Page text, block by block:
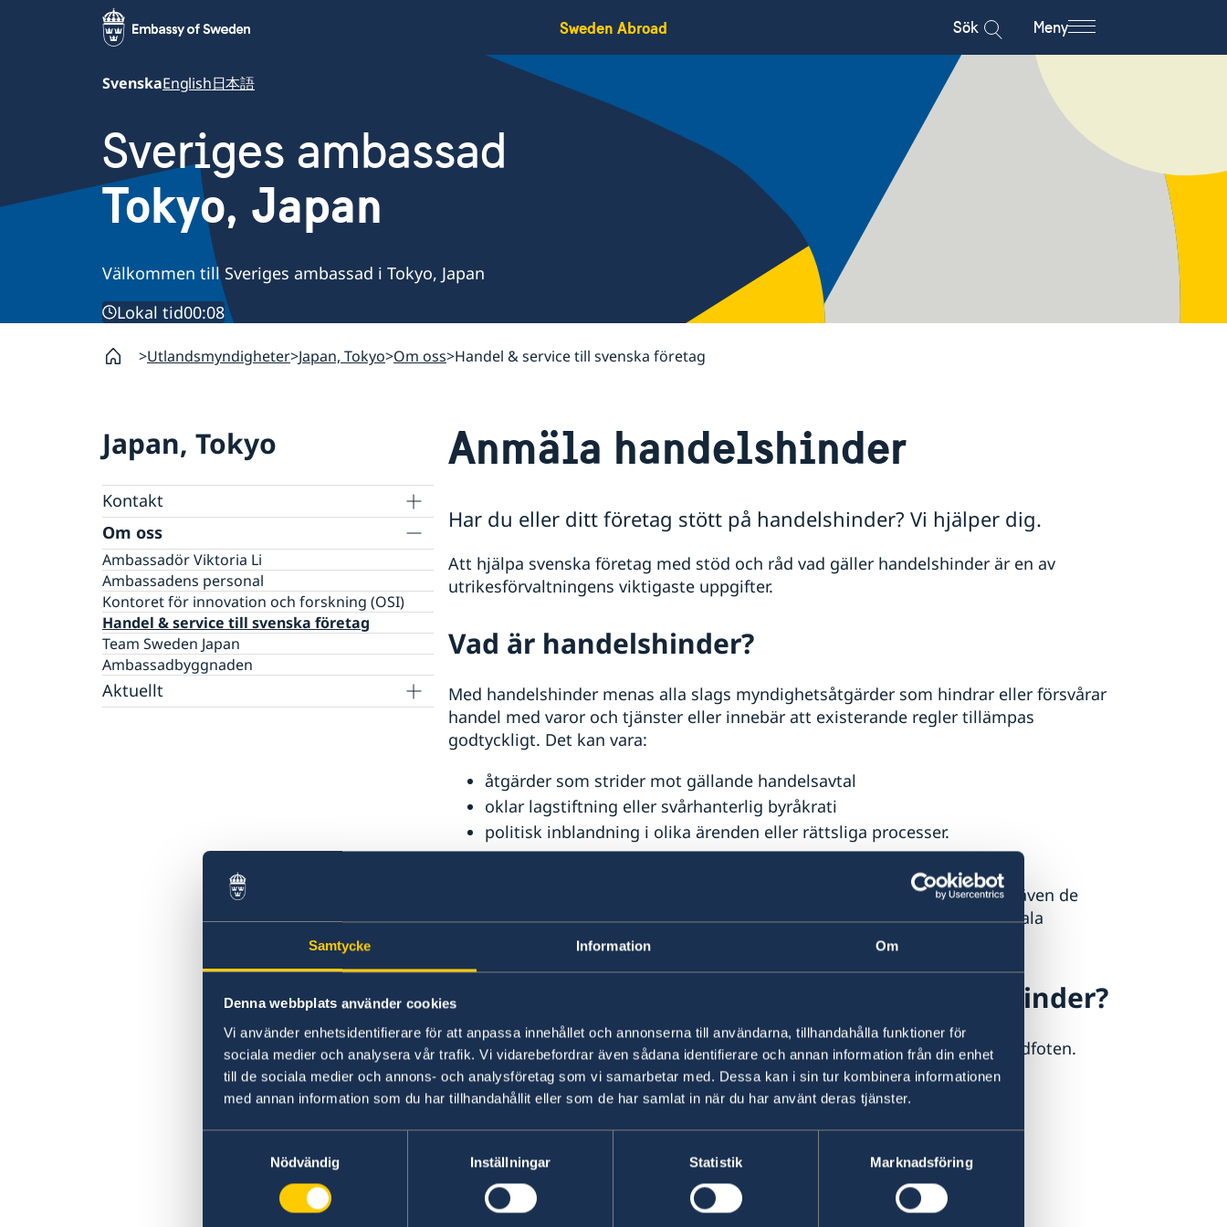
Samtycke Information Om
Denna webbplats använder cookies
Vi använder enhetsidentifierare för att anpassa innehållet och annonserna till användarna, tillhandahålla funktioner för
sociala medier och analysera vår trafik. Vi vidarebefordrar även sådana identifierare och annan information från din enhet
till de sociala medier och annons- och analysföretag som vi samarbetar med. Dessa kan i sin tur kombinera informationen
med annan information som du har tillhandahållit eller som de har samlat in när du har använt deras tjänster.
Nödvändig
Inställningar Statistik Marknadsföring
Sweden Abroad Sök Meny
SvenskaEnglish日本語
Sveriges ambassad
Tokyo, Japan
Välkommen till Sveriges ambassad i Tokyo, Japan
Lokal tid00:08
Utlandsmyndigheter Japan, Tokyo Om oss Handel & service till svenska företag
Japan, Tokyo
Kontakt
Svenskar i Världen
Läkare , tandläkare och veterinär
Om oss
Ambassadör Viktoria Li
Ambassadens personal
Kontoret för innovation och forskning (OSI)
Handel & service till svenska företag
Team Sweden Japan
Ambassadbyggnaden
Aktuellt
Anmäla handelshinder
Har du eller ditt företag stött på handelshinder? Vi hjälper dig.
Att hjälpa svenska företag med stöd och råd vad gäller handelshinder är en av
utrikesförvaltningens viktigaste uppgifter.
Vad är handelshinder?
Med handelshinder menas alla slags myndighetsåtgärder som hindrar eller försvårar
handel med varor och tjänster eller innebär att existerande regler tillämpas
godtyckligt. Det kan vara:
åtgärder som strider mot gällande handelsavtal
oklar lagstiftning eller svårhanterlig byråkrati
politisk inblandning i olika ärenden eller rättsliga processer.
För handelshinder som påträffas utanför EU/EES gäller främst
Världshandelsorganisationens (WTO) regler om icke-diskriminering, men även de
frihandelsavtal som EU ingått med tredje land. I vissa fall kan även bilaterala
investeringsskyddsavtal vara aktuella.
Har du eller ditt företag stött på handelshinder?
Då är du välkommen att kontakta oss. Maila oss på adressen du hittar i sidfoten.
Ange:
namn/företag
bransch
vilket problemet är